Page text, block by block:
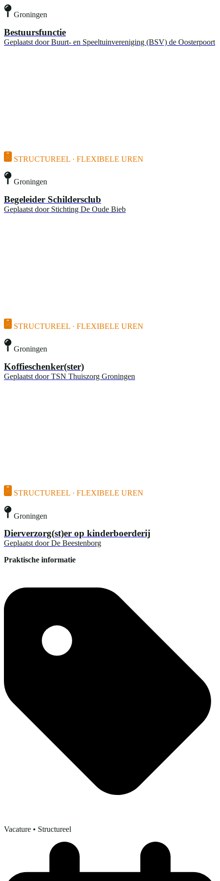
Groningen
Bestuursfunctie
Geplaatst door Buurt- en Speeltuinvereniging (BSV) de Oosterpoort
STRUCTUREEL · FLEXIBELE UREN
Groningen
Begeleider Schildersclub
Geplaatst door Stichting De Oude Bieb
STRUCTUREEL · FLEXIBELE UREN
Groningen
Koffieschenker(ster)
Geplaatst door TSN Thuiszorg Groningen
STRUCTUREEL · FLEXIBELE UREN
Groningen
Dierverzorg(st)er op kinderboerderij
Geplaatst door De Beestenborg
Praktische informatie
Vacature • Structureel